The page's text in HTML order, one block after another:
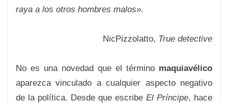
raya a los otros hombres malos».
NicPizzolatto, True detective
No es una novedad que el término maquiavélico
aparezca vinculado a cualquier aspecto negativo
de la política. Desde que escribe El Príncipe, hace